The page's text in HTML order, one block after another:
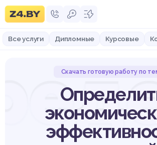
Все услуги Дипломные Курсовые
Скачать готовую работу по